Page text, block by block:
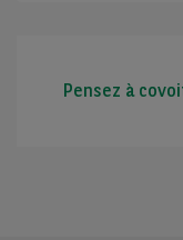
Pensez à